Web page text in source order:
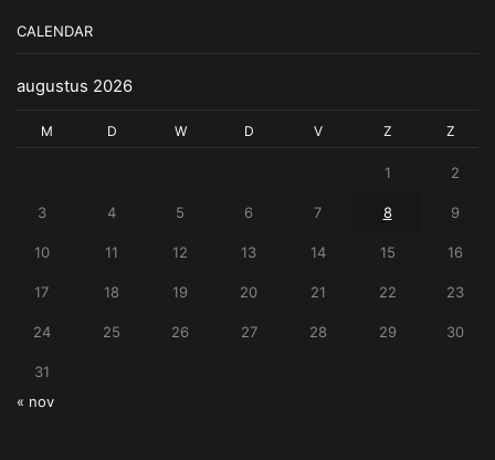
CALENDAR
augustus 2026
M D W D V Z Z
1 2
3 4 5 6 7 8 9
10 11 12 13 14 15 16
17 18 19 20 21 22 23
24 25 26 27 28 29 30
31
« nov